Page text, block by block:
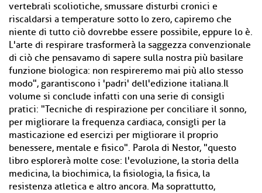
vertebrali scoliotiche, smussare disturbi cronici e
riscaldarsi a temperature sotto lo zero, capiremo che
niente di tutto ciò dovrebbe essere possibile, eppure lo è.
L'arte di respirare trasformerà la saggezza convenzionale
di ciò che pensavamo di sapere sulla nostra più basilare
funzione biologica: non respireremo mai più allo stesso
modo", garantiscono i 'padri' dell'edizione italiana.Il
volume si conclude infatti con una serie di consigli
pratici: "Tecniche di respirazione per conciliare il sonno,
per migliorare la frequenza cardiaca, consigli per la
masticazione ed esercizi per migliorare il proprio
benessere, mentale e fisico". Parola di Nestor, "questo
libro esplorerà molte cose: l'evoluzione, la storia della
medicina, la biochimica, la fisiologia, la fisica, la
resistenza atletica e altro ancora. Ma soprattutto,